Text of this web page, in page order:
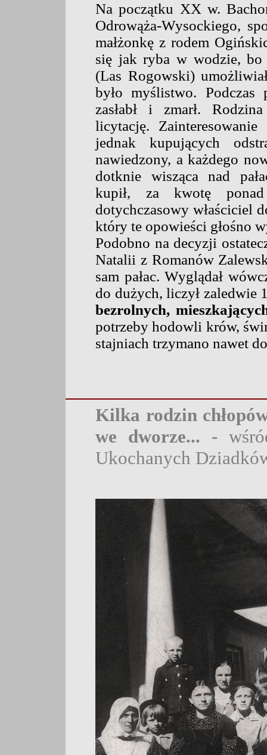
Na początku XX w.
Odrowąża-Wysockiego,
małżonkę z rodem
się jak ryba w wodzie, bo
(Las Rogowski)
było myślistwo.
zasłabł i zmarł.
licytację.
jednak kupujących
nawiedzony, a każdego
dotknie wisząca nad
kupił, za kwotę
dotychczasowy właściciel
który te opowieści głośno
Podobno na decyzji
Natalii z Romanów
sam pałac. Wyglądał
do dużych, liczył zaledwie
bezrolnych,
potrzeby hodowli krów,
stajniach trzymano nawet
Kilka rodzin
we dworze... -
Ukochanych